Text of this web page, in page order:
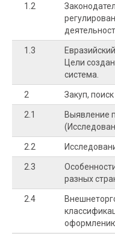
1.2
1.3
Цели
система.
2 Закуп,
2.1
Выявление
2.2
2.3
разных
2.4